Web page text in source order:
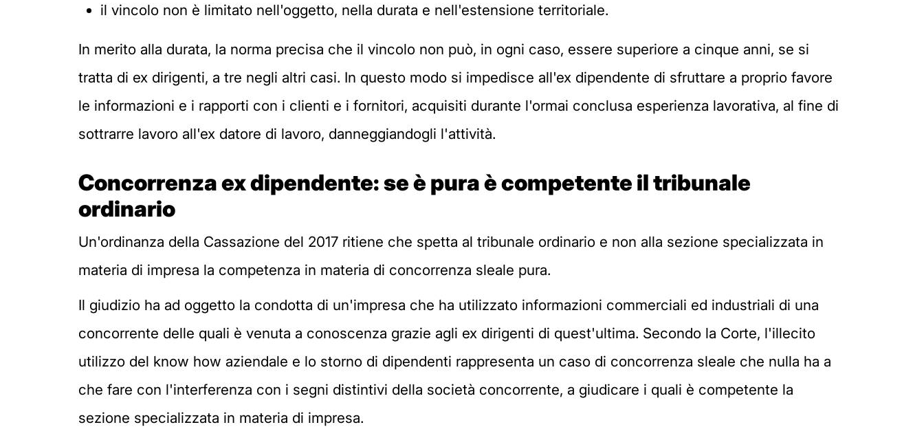
il vincolo non è limitato nell'oggetto, nella durata e nell'estensione territoriale.
In merito alla durata, la norma precisa che il vincolo non può, in ogni caso, essere superiore a cinque anni, se si
tratta di ex dirigenti, a tre negli altri casi. In questo modo si impedisce all'ex dipendente di sfruttare a proprio favore
le informazioni e i rapporti con i clienti e i fornitori, acquisiti durante l'ormai conclusa esperienza lavorativa, al fine di
sottrarre lavoro all'ex datore di lavoro, danneggiandogli l'attività.
Concorrenza ex dipendente:se è pura è competente il tribunale
ordinario
Un'ordinanza della Cassazione del 2017 ritiene che spetta al tribunale ordinario e non alla sezione specializzata in
materia di impresa la competenza in materia di concorrenza sleale pura.
Il giudizio ha ad oggetto la condotta di un'impresa che ha utilizzato informazioni commerciali ed industriali di una
concorrente delle quali è venuta a conoscenza grazie agli ex dirigenti di quest'ultima. Secondo la Corte, l'illecito
utilizzo del know how aziendale e lo storno di dipendenti rappresenta un caso di concorrenza sleale che nulla ha a
che fare con l'interferenza con i segni distintivi della società concorrente, a giudicare i quali è competente la
sezione specializzata in materia di impresa.